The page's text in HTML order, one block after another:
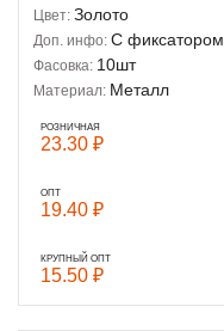
Цвет: Золото
Доп. инфо: С фиксатором
Фасовка: 10шт
Материал: Металл
РОЗНИЧНАЯ
23.30 ₽
ОПТ
19.40 ₽
КРУПНЫЙ ОПТ
15.50 ₽